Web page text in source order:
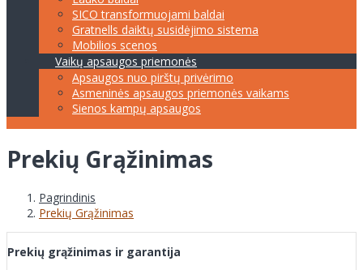
SICO transformuojami baldai
Gratnells daiktų susidėjimo sistema
Mobilios scenos
Vaikų apsaugos priemonės
Apsaugos nuo pirštų privėrimo
Asmeninės apsaugos priemonės vaikams
Sienos kampų apsaugos
Prekių Grąžinimas
Pagrindinis
Prekių Grąžinimas
Prekių grąžinimas ir garantija